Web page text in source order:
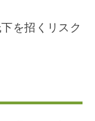
を招くリスク